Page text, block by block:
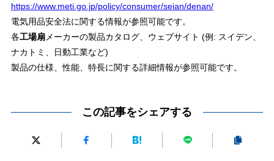
https://www.meti.go.jp/policy/consumer/seian/denan/
電気用品安全法に関する情報が参照可能です。
各工場扇メーカーの製品カタログ、ウェブサイト (例: スイデン、
ナカトミ、日動工業など)
製品の仕様、性能、特長に関する詳細情報が参照可能です。
この記事をシェアする